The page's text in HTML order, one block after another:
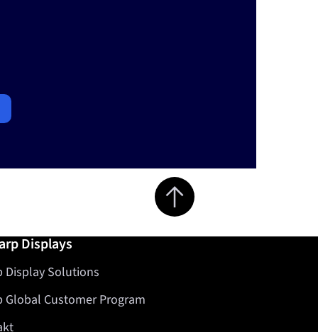
Jump to top of page
Displays
Display Solutions
Global Customer Program